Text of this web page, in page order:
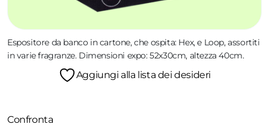
Espositore da banco in cartone, che ospita: Hex, e Loop, assortiti
in varie fragranze. Dimensioni expo: 52x30cm, altezza 40cm.
Aggiungi alla lista dei desideri
Confronta